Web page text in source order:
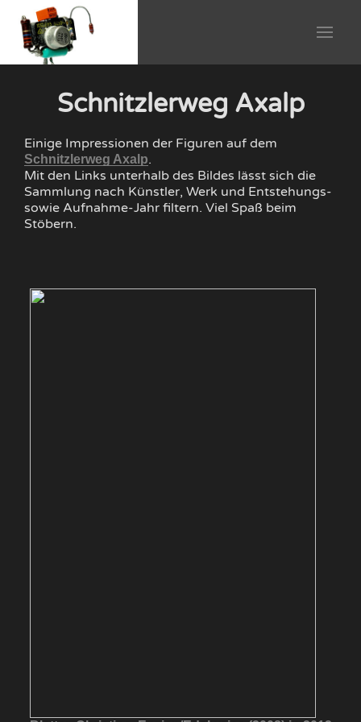
Schnitzlerweg Axalp
Einige Impressionen der Figuren auf dem
Schnitzlerweg Axalp.
Mit den Links unterhalb des Bildes lässt sich die
Sammlung nach Künstler, Werk und Entstehungs-
sowie Aufnahme-Jahr filtern. Viel Spaß beim
Stöbern.